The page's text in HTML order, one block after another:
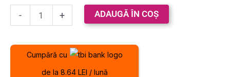
- + ADAUGĂ ÎN COȘ
Cumpără cu
de la 8.64 LEI / lună